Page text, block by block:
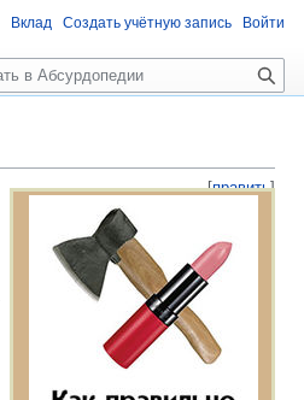
[править]
Вклад Создать учётную запись Войти